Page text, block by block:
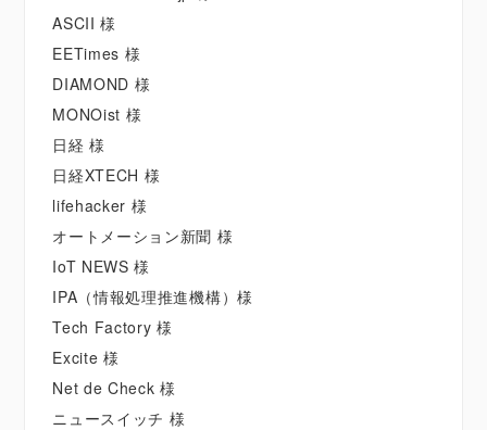
ASCII 様
EETimes 様
DIAMOND 様
MONOist 様
日経 様
日経XTECH 様
lifehacker 様
オートメーション新聞 様
IoT NEWS 様
IPA（情報処理推進機構）様
Tech Factory 様
Excite 様
Net de Check 様
ニュースイッチ 様